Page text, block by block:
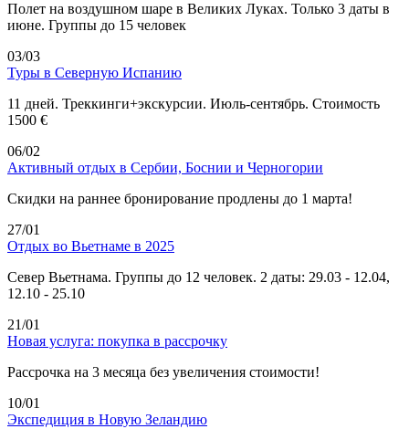
Полет на воздушном шаре в Великих Луках. Только 3 даты в
июне. Группы до 15 человек
03/03
Туры в Северную Испанию
11 дней. Треккинги+экскурсии. Июль-сентябрь. Стоимость
1500 €
06/02
Активный отдых в Сербии, Боснии и Черногории
Скидки на раннее бронирование продлены до 1 марта!
27/01
Отдых во Вьетнаме в 2025
Север Вьетнама. Группы до 12 человек. 2 даты: 29.03 - 12.04,
12.10 - 25.10
21/01
Новая услуга: покупка в рассрочку
Рассрочка на 3 месяца без увеличения стоимости!
10/01
Экспедиция в Новую Зеландию